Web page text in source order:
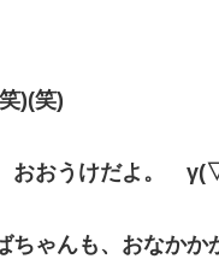
)(笑)
おおうけだよ。
ゃんも、おなかか